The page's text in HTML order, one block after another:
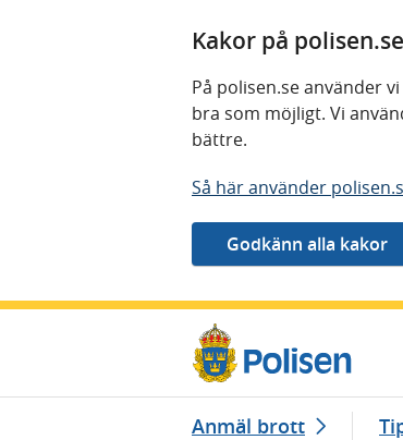
Kakor på polisen.se
På polisen.se använder
bra som möjligt. Vi
bättre.
Så här använder
Anmäl brott